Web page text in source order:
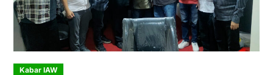
Kabar IAW